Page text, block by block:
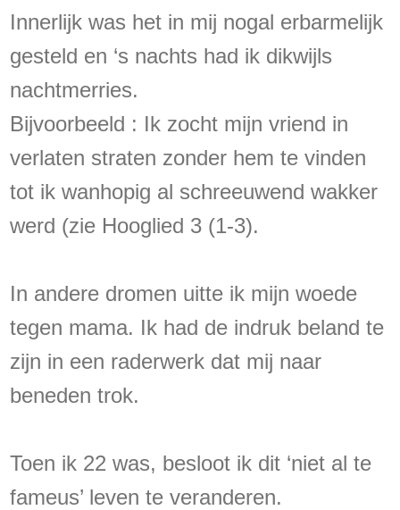
Innerlijk was het in mij nogal erbarmelijk
gesteld en ‘s nachts had ik dikwijls
nachtmerries.
Bijvoorbeeld : Ik zocht mijn vriend in
verlaten straten zonder hem te vinden
tot ik wanhopig al schreeuwend wakker
werd (zie Hooglied 3 (1-3).
In andere dromen uitte ik mijn woede
tegen mama. Ik had de indruk beland te
zijn in een raderwerk dat mij naar
beneden trok.
Toen ik 22 was, besloot ik dit ‘niet al te
fameus’ leven te veranderen.